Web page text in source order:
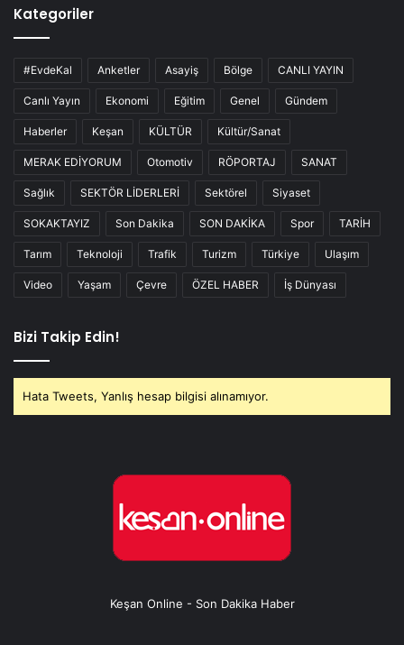
Kategoriler
#EvdeKal Anketler Asayiş Bölge CANLI YAYIN
Canlı Yayın Ekonomi Eğitim Genel Gündem
Haberler Keşan KÜLTÜR Kültür/Sanat
MERAK EDİYORUM Otomotiv RÖPORTAJ SANAT
Sağlık SEKTÖR LİDERLERİ Sektörel Siyaset
SOKAKTAYIZ Son Dakika SON DAKİKA Spor TARİH
Tarım Teknoloji Trafik Turizm Türkiye Ulaşım
Video Yaşam Çevre ÖZEL HABER İş Dünyası
Bizi Takip Edin!
Hata Tweets, Yanlış hesap bilgisi alınamıyor.
Keşan Online - Son Dakika Haber